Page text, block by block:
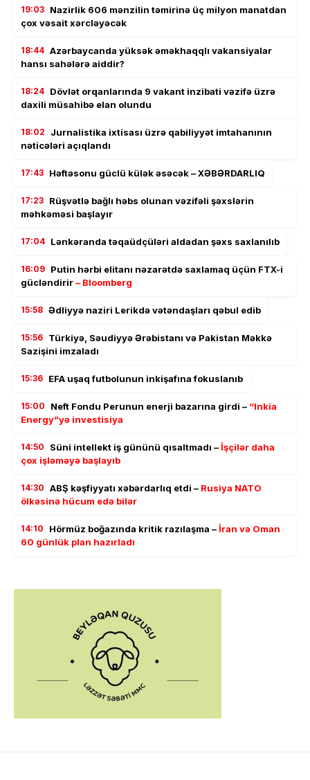
19:03 Nazirlik 606 mənzilin təmirinə üç milyon manatdan
çox vəsait xərcləyəcək
18:44 Azərbaycanda yüksək əməkhaqqlı vakansiyalar
hansı sahələrə aiddir?
18:24 Dövlət orqanlarında 9 vakant inzibati vəzifə üzrə
daxili müsahibə elan olundu
18:02
Jurnalistika ixtisası üzrə qabiliyyət imtahanının
nəticələri açıqlandı
17:43 Həftəsonu güclü külək əsəcək – XƏBƏRDARLIQ
17:23 Rüşvətlə bağlı həbs olunan vəzifəli şəxslərin
məhkəməsi başlayır
17:04 Lənkəranda təqaüdçüləri aldadan şəxs saxlanılıb
16:09 Putin hərbi elitanı nəzarətdə saxlamaq üçün FTX-i
gücləndirir– Bloomberg
15:58 Ədliyyə naziri Lerikdə vətəndaşları qəbul edib
15:56 Türkiyə, Səudiyyə Ərəbistanı və Pakistan Məkkə
Sazişini imzaladı
15:36 EFA uşaq futbolunun inkişafına fokuslanıb
15:00 Neft Fondu Perunun enerji bazarına girdi – “Inkia
Energy”yə investisiya
14:50 Süni intellekt iş gününü qısaltmadı –İşçilər daha
çox işləməyə başlayıb
14:30 ABŞ kəşfiyyatı xəbərdarlıq etdi – Rusiya NATO
ölkəsinə hücum edə bilər
14:10 Hörmüz boğazında kritik razılaşma –İran və Oman
60 günlük plan hazırladı